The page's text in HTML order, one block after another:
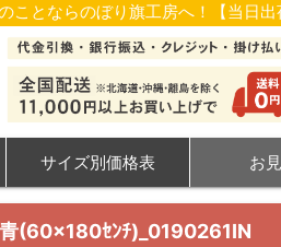
とならのぼり旗工房へ！【当日出
サイズ別価格表 お
(60×180ｾﾝﾁ)_0190261IN